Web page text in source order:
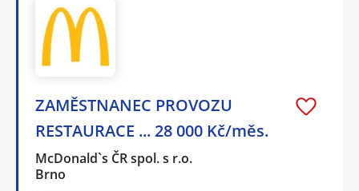
ZAMĚSTNANEC PROVOZU
RESTAURACE ... 28 000 Kč/měs.
McDonald`s ČR spol. s r.o.
Brno